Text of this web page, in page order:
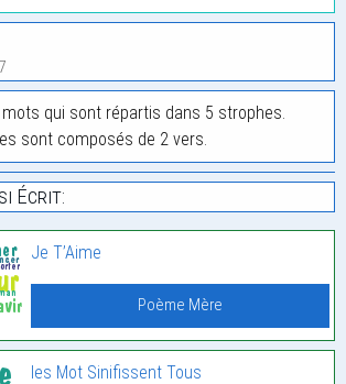
qui sont répartis dans 5 strophes.
sont composés de 2 vers.
Écrit:
Je T’Aime
Poème Mère
les Mot Sinifissent Tous